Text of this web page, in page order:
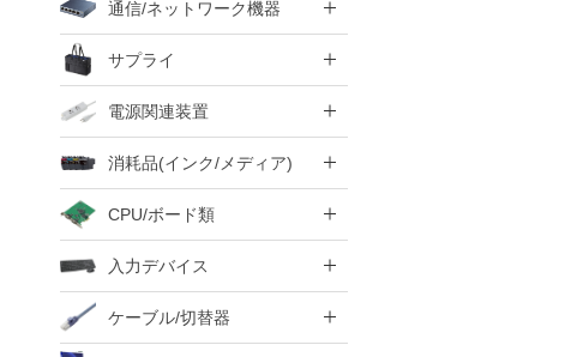
通信/ネットワーク機器
サプライ
電源関連装置
消耗品(インク/メディア)
CPU/ボード類
入力デバイス
ケーブル/切替器